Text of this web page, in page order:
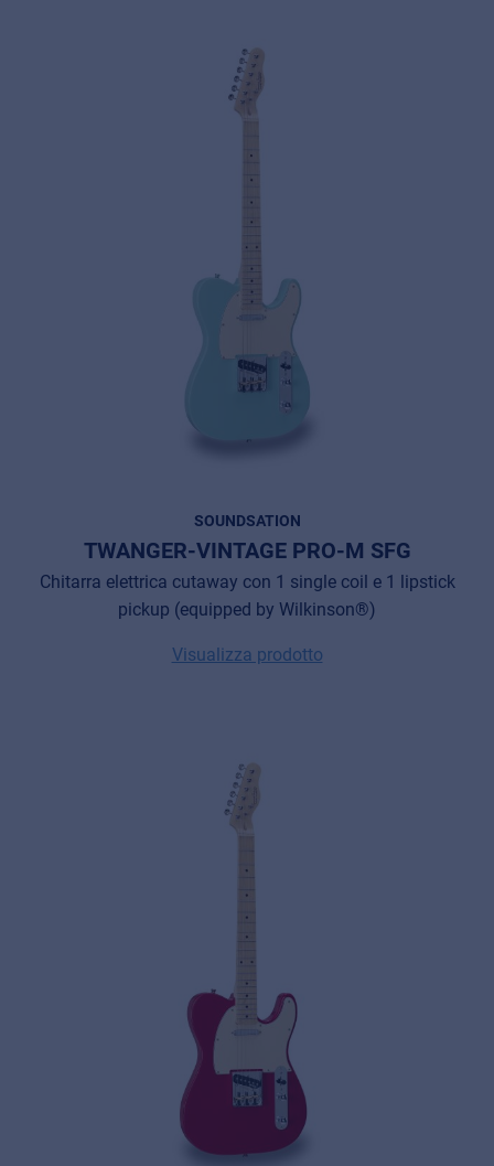
SOUNDSATION
TWANGER-VINTAGE PRO-M SFG
Chitarra elettrica cutaway con 1 single coil e 1 lipstick
pickup (equipped by Wilkinson®)
Visualizza prodotto